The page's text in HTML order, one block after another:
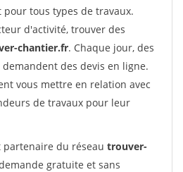
tous types de travaux.
d'activité, trouver des
chantier.fr. Chaque jour, des
des devis en ligne.
vous mettre en relation avec
de travaux pour leur
partenaire du réseau trouver-
gratuite et sans